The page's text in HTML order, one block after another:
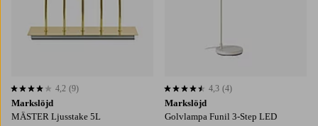
Markslöjd
MÄSTER Ljusstake 5L
4,2 baserat på 9 st betyg
4,2 (9)
Markslöjd
Golvlampa Funil 3-Step LED
4,3 baserat på 4 st betyg
4,3 (4)